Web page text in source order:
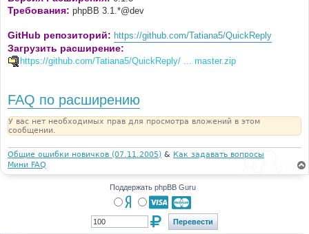
Требования: phpBB 3.1.*@dev
GitHub репозиторий: https://github.com/Tatiana5/QuickReply
Загрузить расширение:
https://github.com/Tatiana5/QuickReply/ ... master.zip
FAQ по расширению
У вас нет необходимых прав для просмотра вложений в этом
сообщении.
Общие ошибки новичков (07.11.2005) & Как задавать вопросы
Мини FAQ
Поддержать phpBB Guru